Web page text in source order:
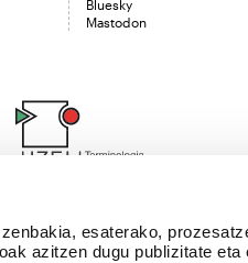
esaterako,
azitzen dugu publizitate eta
Bluesky
Mastodon